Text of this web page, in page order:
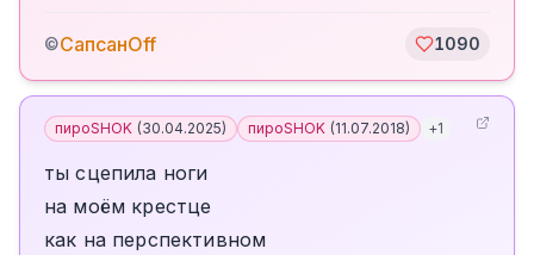
©СапсанOff 1090
пироSHOK (30.04.2025) пироSHOK (11.07.2018) +1
ты сцепила ноги
на моём крестце
как на перспективном